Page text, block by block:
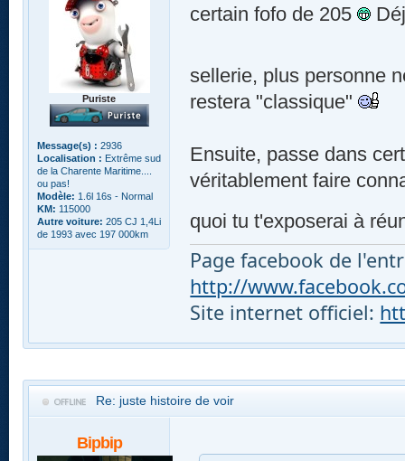
Puriste
Message(s) : 2936
Localisation : Extrême sud
de la Charente Maritime....
ou pas!
Modèle: 1.6l 16s - Normal
KM: 115000
Autre voiture: 205 CJ 1,4Li
de 1993 avec 197 000km
certain fofo de 205
sellerie, plus personne
restera "classique"
Ensuite, passe dans
véritablement faire
quoi tu t'exposerai à
Page facebook de
http://
Site internet officiel:
Re: juste histoire de voir
Bipbip